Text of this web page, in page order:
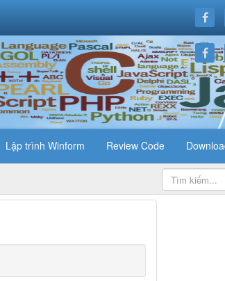
Lập trình Winform Review Code